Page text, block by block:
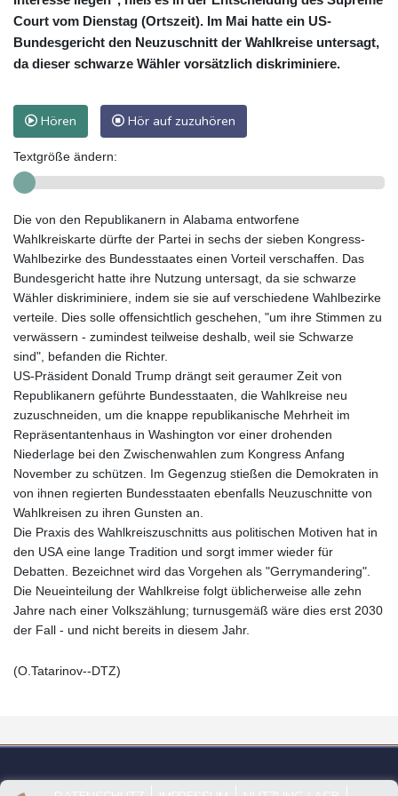
Court vom Dienstag (Ortszeit). Im Mai hatte ein US-
Bundesgericht den Neuzuschnitt der Wahlkreise untersagt,
da dieser schwarze Wähler vorsätzlich diskriminiere.
Hören Hör auf zuzuhören
Textgröße ändern:
Die von den Republikanern in Alabama entworfene
Wahlkreiskarte dürfte der Partei in sechs der sieben Kongress-
Wahlbezirke des Bundesstaates einen Vorteil verschaffen. Das
Bundesgericht hatte ihre Nutzung untersagt, da sie schwarze
Wähler diskriminiere, indem sie sie auf verschiedene Wahlbezirke
verteile. Dies solle offensichtlich geschehen, "um ihre Stimmen zu
verwässern - zumindest teilweise deshalb, weil sie Schwarze
sind", befanden die Richter.
US-Präsident Donald Trump drängt seit geraumer Zeit von
Republikanern geführte Bundesstaaten, die Wahlkreise neu
zuzuschneiden, um die knappe republikanische Mehrheit im
Repräsentantenhaus in Washington vor einer drohenden
Niederlage bei den Zwischenwahlen zum Kongress Anfang
November zu schützen. Im Gegenzug stießen die Demokraten in
von ihnen regierten Bundesstaaten ebenfalls Neuzuschnitte von
Wahlkreisen zu ihren Gunsten an.
Die Praxis des Wahlkreiszuschnitts aus politischen Motiven hat in
den USA eine lange Tradition und sorgt immer wieder für
Debatten. Bezeichnet wird das Vorgehen als "Gerrymandering".
Die Neueinteilung der Wahlkreise folgt üblicherweise alle zehn
Jahre nach einer Volkszählung; turnusgemäß wäre dies erst 2030
der Fall - und nicht bereits in diesem Jahr.
(O.Tatarinov--DTZ)